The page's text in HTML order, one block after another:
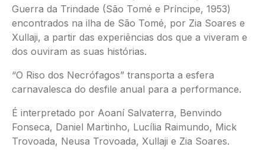
Guerra da Trindade (São Tomé e Príncipe, 1953)
encontrados na ilha de São Tomé, por Zia Soares e
Xullaji, a partir das experiências dos que a viveram e
dos ouviram as suas histórias.
“O Riso dos Necrófagos” transporta a esfera
carnavalesca do desfile anual para a performance.
É interpretado por Aoaní Salvaterra, Benvindo
Fonseca, Daniel Martinho, Lucília Raimundo, Mick
Trovoada, Neusa Trovoada, Xullaji e Zia Soares.